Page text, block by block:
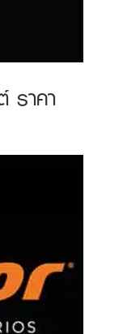
ราคา